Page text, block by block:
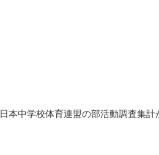
日本中学校体育連盟の部活動調査集計